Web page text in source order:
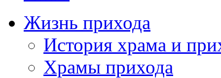
Жизнь прихода
История храма и
Храмы прихода